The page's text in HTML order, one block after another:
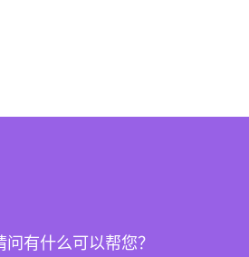
有什么可以帮您？